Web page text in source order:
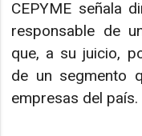
CEPYME señala
responsable de
que, a su juicio,
de un segmento
empresas del país.